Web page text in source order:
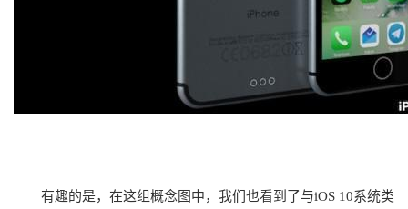
有趣的是，在这组概念图中，我们也看到了与iOS 10系统类